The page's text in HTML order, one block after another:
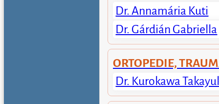
Dr. Annamária Kuti
Dr. Gárdián Gabriella
ORTOPEDIE,
Dr. Kurokawa